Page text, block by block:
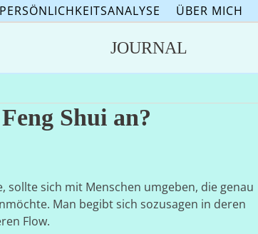
PERSÖNLICHKEITSANALYSE ÜBER MICH
JOURNAL
Shui an?
sich mit Menschen umgeben, die genau
Man begibt sich sozusagen in deren
Flow.